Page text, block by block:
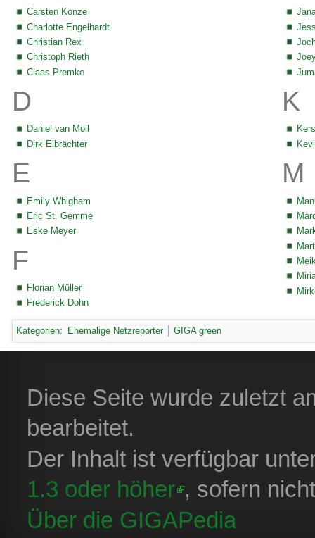
Carsten Konze
Charlotte Engelhardt
Christian Rex
Christoph Rieth
Claas Premke
D
Daniel van Moll
Dirk Elbrächter
E
Emily Whigham
Eric St. Gemme
Eske Meyer
F
Florian Müller
Frederick Dohn
K
M
Kategorien: Ehemalige Netzreporter GIGA green
Diese Seite wurde zuletzt
bearbeitet.
Der Inhalt ist verfügbar
1.3 oder höher , sofern
Über die GIGAPedia